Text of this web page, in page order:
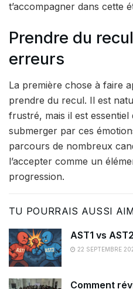
t’accompagner dans cette
Prendre du
erreurs
La première chose à faire
prendre du recul. Il est
frustré, mais il est essentiel
submerger par ces
parcours de nombreux
l’accepter comme un
progression.
TU POURRAIS AUSSI
AST1 vs
22 SEPTEMBRE
Comment